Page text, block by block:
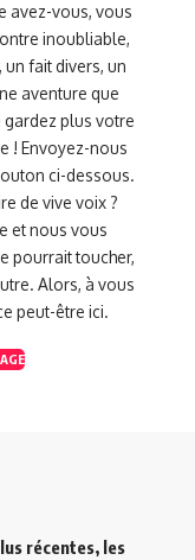
avez-vous, vous
inoubliable,
un fait divers, un
aventure que
gardez plus votre
! Envoyez-nous
ci-dessous.
de vive voix ?
et nous vous
pourrait toucher,
Alors, à vous
peut-être ici.
récentes, les